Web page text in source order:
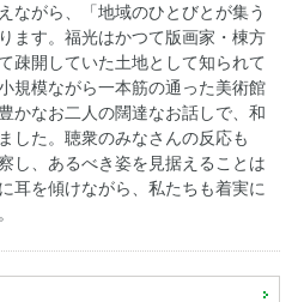
ながら、「地域のひとびとが集う
ます。福光はかつて版画家・棟方
疎開していた土地として知られて
規模ながら一本筋の通った美術館
かなお二人の闊達なお話しで、和
した。聴衆のみなさんの反応も
し、あるべき姿を見据えることは
耳を傾けながら、私たちも着実に